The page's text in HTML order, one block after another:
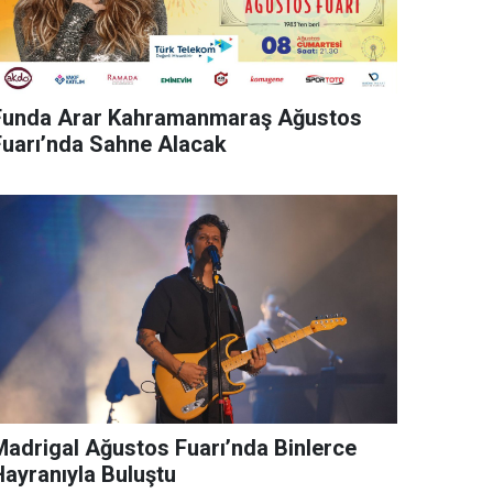
Arar Kahramanmaraş Ağustos
Sahne Alacak
Ağustos Fuarı’nda Binlerce
Buluştu